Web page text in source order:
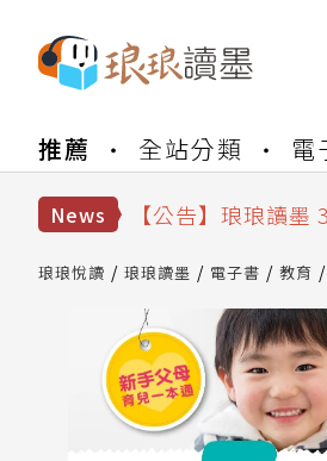
推薦 全站分類 電
News
【公告】琅琅讀
【公告】琅琅讀
【公告】琅琅讀墨
琅琅悅讀 琅琅讀墨 電子書 教育